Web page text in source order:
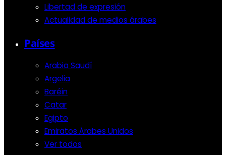
Libertad de expresión
Actualidad de medios árabes
Países
Arabia Saudí
Argelia
Baréin
Catar
Egipto
Emiratos Árabes Unidos
Ver todos